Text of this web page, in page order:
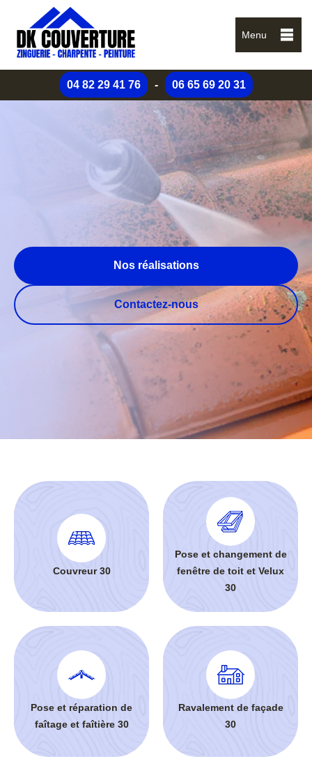
Menu
04 82 29 41 76 - 06 65 69 20 31
Nos réalisations
Contactez-nous
Couvreur 30
Pose et changement de
fenêtre de toit et Velux
30
Pose et réparation de
faîtage et faîtière 30
Ravalement de façade
30